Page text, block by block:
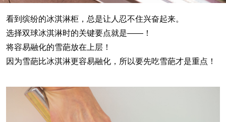
看到缤纷的冰淇淋柜，总是让人忍不住兴奋起来。
选择双球冰淇淋时的关键要点就是——！
将容易融化的雪葩放在上层！
因为雪葩比冰淇淋更容易融化，所以要先吃雪葩才是重点！